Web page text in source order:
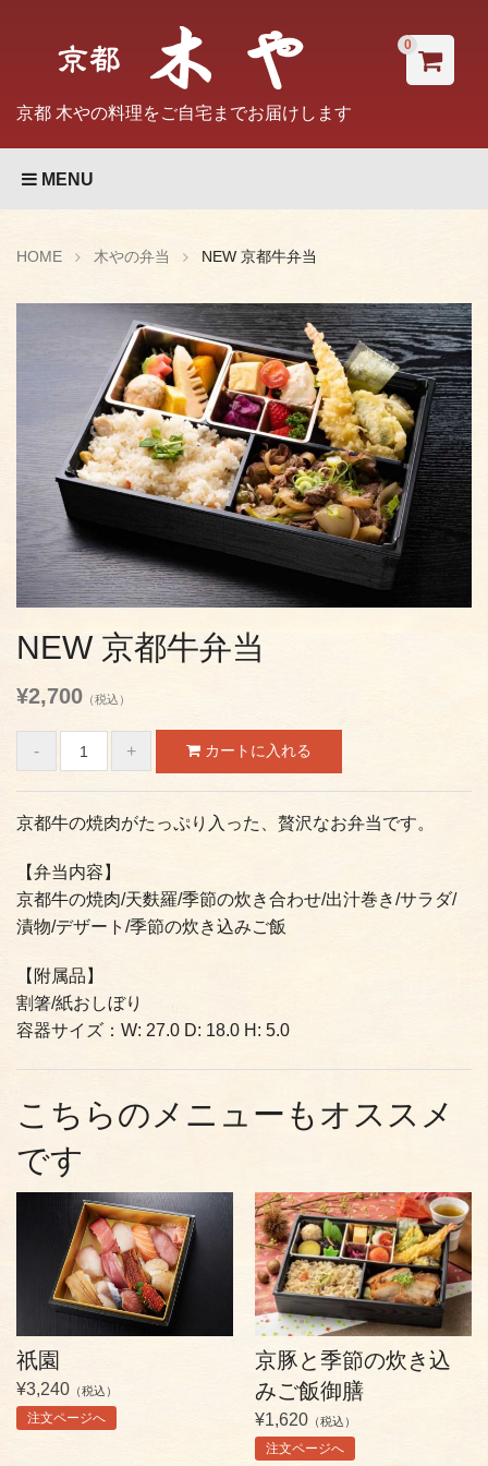
京都 木やの料理をご自宅までお届けします
0
MENU
HOME 木やの弁当 NEW 京都牛弁当
NEW 京都牛弁当
¥2,700 （税込）
京都牛の焼肉がたっぷり入った、贅沢なお弁当です。
【弁当内容】
京都牛の焼肉/天麩羅/季節の炊き合わせ/出汁巻き/サラダ/
漬物/デザート/季節の炊き込みご飯
【附属品】
割箸/紙おしぼり
容器サイズ：W: 27.0 D: 18.0 H: 5.0
こちらのメニューもオススメ
です
祇園
¥3,240 （税込）
注文ページへ
京豚と季節の炊き込
みご飯御膳
¥1,620 （税込）
注文ページへ